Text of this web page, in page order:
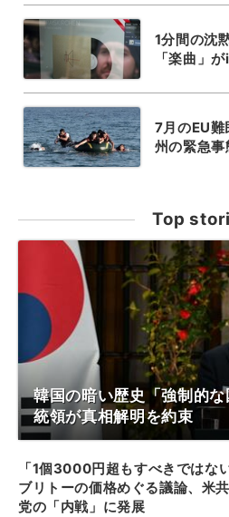
1分間の沈
「楽曲」
7月のEU難
州の緊急事
Top
韓国の暗い歴史「強制的
統領が真相解明を約束
「1個3000円超もすべきではない
ブリトーの価格めぐる議論、米
党の「内戦」に発展